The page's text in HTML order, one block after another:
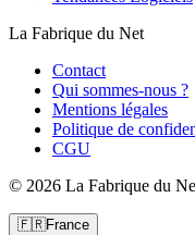
La Fabrique du Net
Contact
Qui sommes-nous ?
Mentions légales
Politique de
CGU
© 2026 La Fabrique du
🇫🇷France